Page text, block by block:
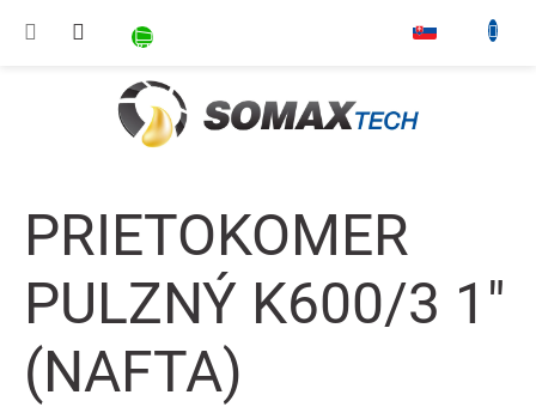
NÁKUPNÝ KOŠÍK
PRIETOKOMER
PULZNÝ K600/3 1"
(NAFTA)